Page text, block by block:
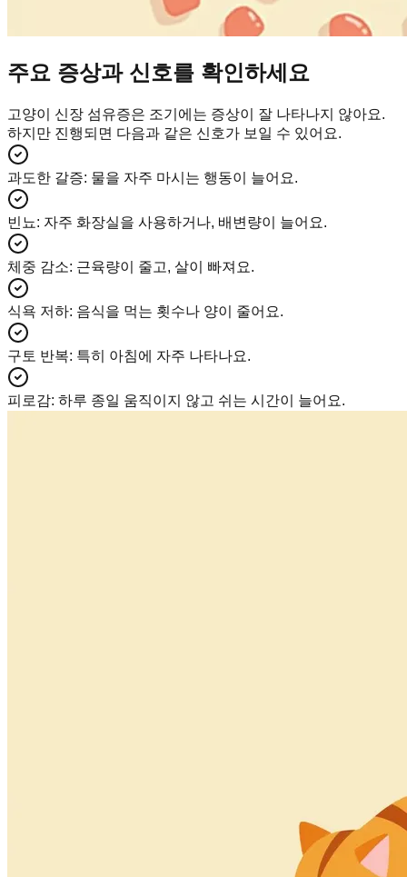
주요 증상과 신호를 확인하세요
고양이 신장 섬유증은 조기에는 증상이 잘 나타나지 않아요.
하지만 진행되면 다음과 같은 신호가 보일 수 있어요.
과도한 갈증: 물을 자주 마시는 행동이 늘어요.
빈뇨: 자주 화장실을 사용하거나, 배변량이 늘어요.
체중 감소: 근육량이 줄고, 살이 빠져요.
식욕 저하: 음식을 먹는 횟수나 양이 줄어요.
구토 반복: 특히 아침에 자주 나타나요.
피로감: 하루 종일 움직이지 않고 쉬는 시간이 늘어요.